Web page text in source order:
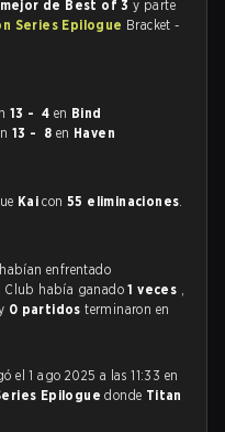
de Best of 3y parte
Series Epilogue Bracket -
13 - 4 en Bind
13 - 8 en Haven
Kai con55 eliminaciones.
enfrentado
Club había ganado1 veces ,
0 partidosterminaron en
el 1 ago 2025 a las 11:33 en
Epiloguedonde Titan